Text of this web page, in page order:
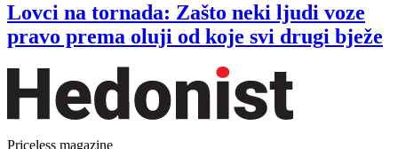
Lovci na tornada: Zašto neki ljudi voze
pravo prema oluji od koje svi drugi bježe
Priceless magazine